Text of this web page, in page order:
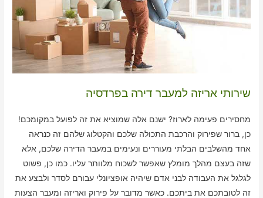
שירותי אריזה למעבר דירה בפרדסיה
מחסירים פעימה לארוז? ישנם אלה שמוציא את זה לפועל במקומכם!
כן, ברור שפירוק והרכבת התכולה שלכם והקטלוג שלהם זה כנראה
אחד מהשלבים הבלתי מעוררים ונעימים במעבר הדירה שלכם, אלא
שזה בעצם מהלך מומלץ שאפשר לשכוח מלוותר עליו. כמו כן, פשוט
לגלגל את העבודה לבני אדם שיהיה אופציונלי עבורם לסדר ולבצע את
זה לטובתכם את ביתכם. כאשר מדובר על פירוק ואריזה ומעבר הצעות